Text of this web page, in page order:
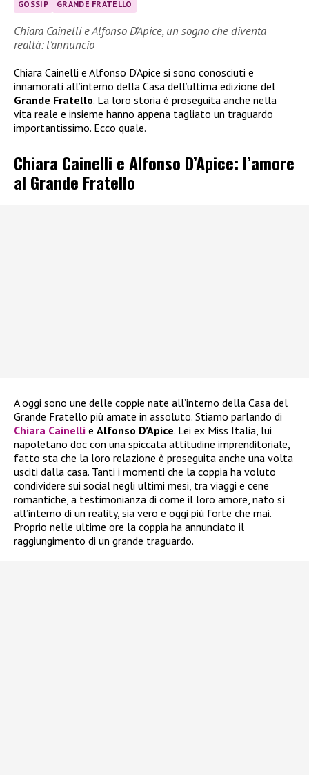
GOSSIP GRANDE FRATELLO
Chiara Cainelli e Alfonso D’Apice, un sogno che diventa
realtà: l’annuncio
Chiara Cainelli e Alfonso D’Apice si sono conosciuti e
innamorati all’interno della Casa dell’ultima edizione del
Grande Fratello. La loro storia è proseguita anche nella
vita reale e insieme hanno appena tagliato un traguardo
importantissimo. Ecco quale.
Chiara Cainelli e Alfonso D’Apice: l’amore
al Grande Fratello
A oggi sono une delle coppie nate all’interno della Casa del
Grande Fratello più amate in assoluto. Stiamo parlando di
Chiara Cainelli e Alfonso D’Apice. Lei ex Miss Italia, lui
napoletano doc con una spiccata attitudine imprenditoriale,
fatto sta che la loro relazione è proseguita anche una volta
usciti dalla casa. Tanti i momenti che la coppia ha voluto
condividere sui social negli ultimi mesi, tra viaggi e cene
romantiche, a testimonianza di come il loro amore, nato sì
all’interno di un reality, sia vero e oggi più forte che mai.
Proprio nelle ultime ore la coppia ha annunciato il
raggiungimento di un grande traguardo.